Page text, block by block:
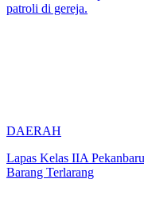
patroli di gereja.
DAERAH
Lapas Kelas IIA
Barang Terlarang